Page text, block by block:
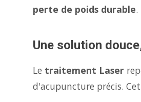
perte de poids durable.
Une solution
Le traitement Laser
d'acupuncture précis.